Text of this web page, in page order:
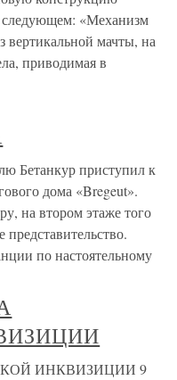
следующем: «Механизм
вертикальной мачты, на
приводимая в
Бетанкур приступил к
дома «Bregeut».
на втором этаже того
представительство.
по настоятельному
ИНКВИЗИЦИИ 9